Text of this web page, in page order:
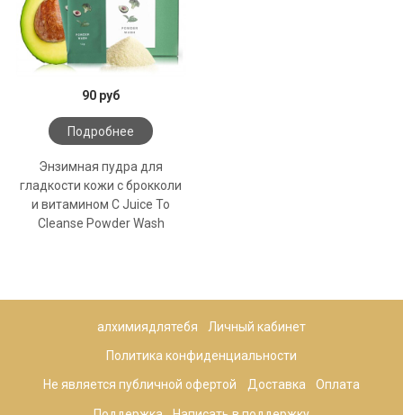
90 руб
Подробнее
Энзимная пудра для
гладкости кожи с брокколи
и витамином C Juice To
Cleanse Powder Wash
алхимиядлятебя Личный кабинет
Политика конфиденциальности
Не является публичной офертой Доставка Оплата